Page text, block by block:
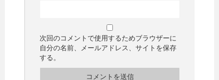
次回のコメントで使用するためブラウザーに
自分の名前、メールアドレス、サイトを保存
する。